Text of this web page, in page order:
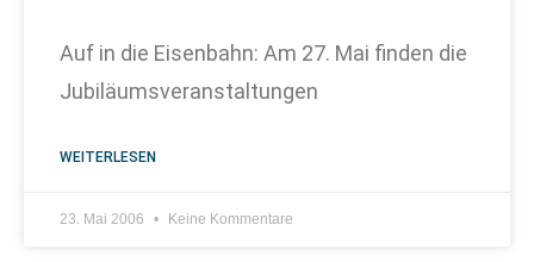
Auf in die Eisenbahn: Am 27. Mai finden die
Jubiläumsveranstaltungen
WEITERLESEN
23. Mai 2006 Keine Kommentare